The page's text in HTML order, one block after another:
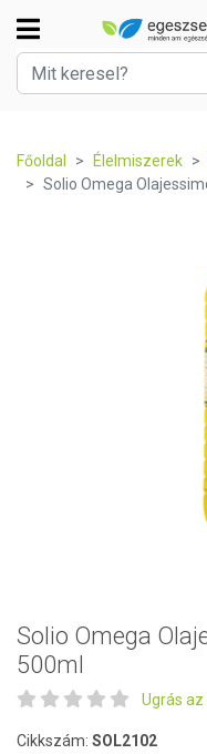
Főoldal Élelmiszerek
Solio Omega
Solio Omega
500ml
Ugrás
Cikkszám: SOL2102